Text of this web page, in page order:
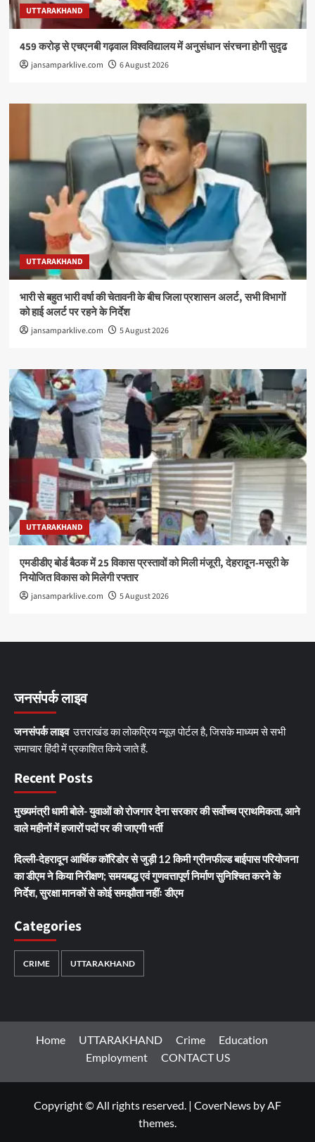
UTTARAKHAND
459 करोड़ से एचएनबी गढ़वाल विश्वविद्यालय में अनुसंधान संरचना होगी सुदृढ
jansamparklive.com 6 August 2026
UTTARAKHAND
भारी से बहुत भारी वर्षा की चेतावनी के बीच जिला प्रशासन अलर्ट, सभी विभागों
को हाई अलर्ट पर रहने के निर्देश
jansamparklive.com 5 August 2026
UTTARAKHAND
एमडीडीए बोर्ड बैठक में 25 विकास प्रस्तावों को मिली मंजूरी, देहरादून-मसूरी के
नियोजित विकास को मिलेगी रफ्तार
jansamparklive.com 5 August 2026
जनसंपर्क लाइव
जनसंपर्क लाइवउत्तराखंड का लोकप्रिय न्यूज़ पोर्टल है, जिसके माध्यम से सभी
समाचार हिंदी में प्रकाशित किये जाते हैं.
Recent Posts
मुख्यमंत्री धामी बोले- युवाओं को रोजगार देना सरकार की सर्वोच्च प्राथमिकता, आने
वाले महीनों में हजारों पदों पर की जाएगी भर्ती
दिल्ली-देहरादून आर्थिक कॉरिडोर से जुड़ी 12 किमी ग्रीनफील्ड बाईपास परियोजना
का डीएम ने किया निरीक्षण; समयबद्ध एवं गुणवत्तापूर्ण निर्माण सुनिश्चित करने के
निर्देश, सुरक्षा मानकों से कोई समझौता नहींः डीएम
Categories
CRIME UTTARAKHAND
Home UTTARAKHAND Crime
Education
Employment
CONTACT US
Copyright © All rights reserved. | CoverNews by AF
themes.